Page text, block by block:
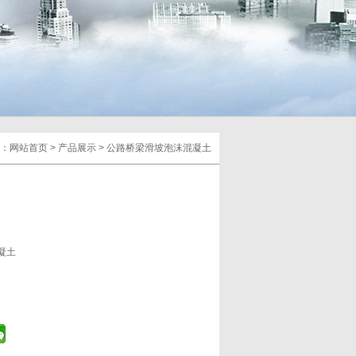
网站首页> 产品展示> 公路桥梁滑坡泡沫混凝土
土